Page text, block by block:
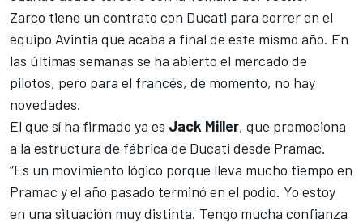
Zarco tiene un contrato con Ducati para correr en el
equipo Avintia que acaba a final de este mismo año. En
las últimas semanas se ha abierto el mercado de
pilotos, pero para el francés, de momento, no hay
novedades.
El que sí ha firmado ya es Jack Miller, que promociona
a la estructura de fábrica de Ducati desde Pramac.
“Es un movimiento lógico porque lleva mucho tiempo en
Pramac y el año pasado terminó en el podio. Yo estoy
en una situación muy distinta. Tengo mucha confianza